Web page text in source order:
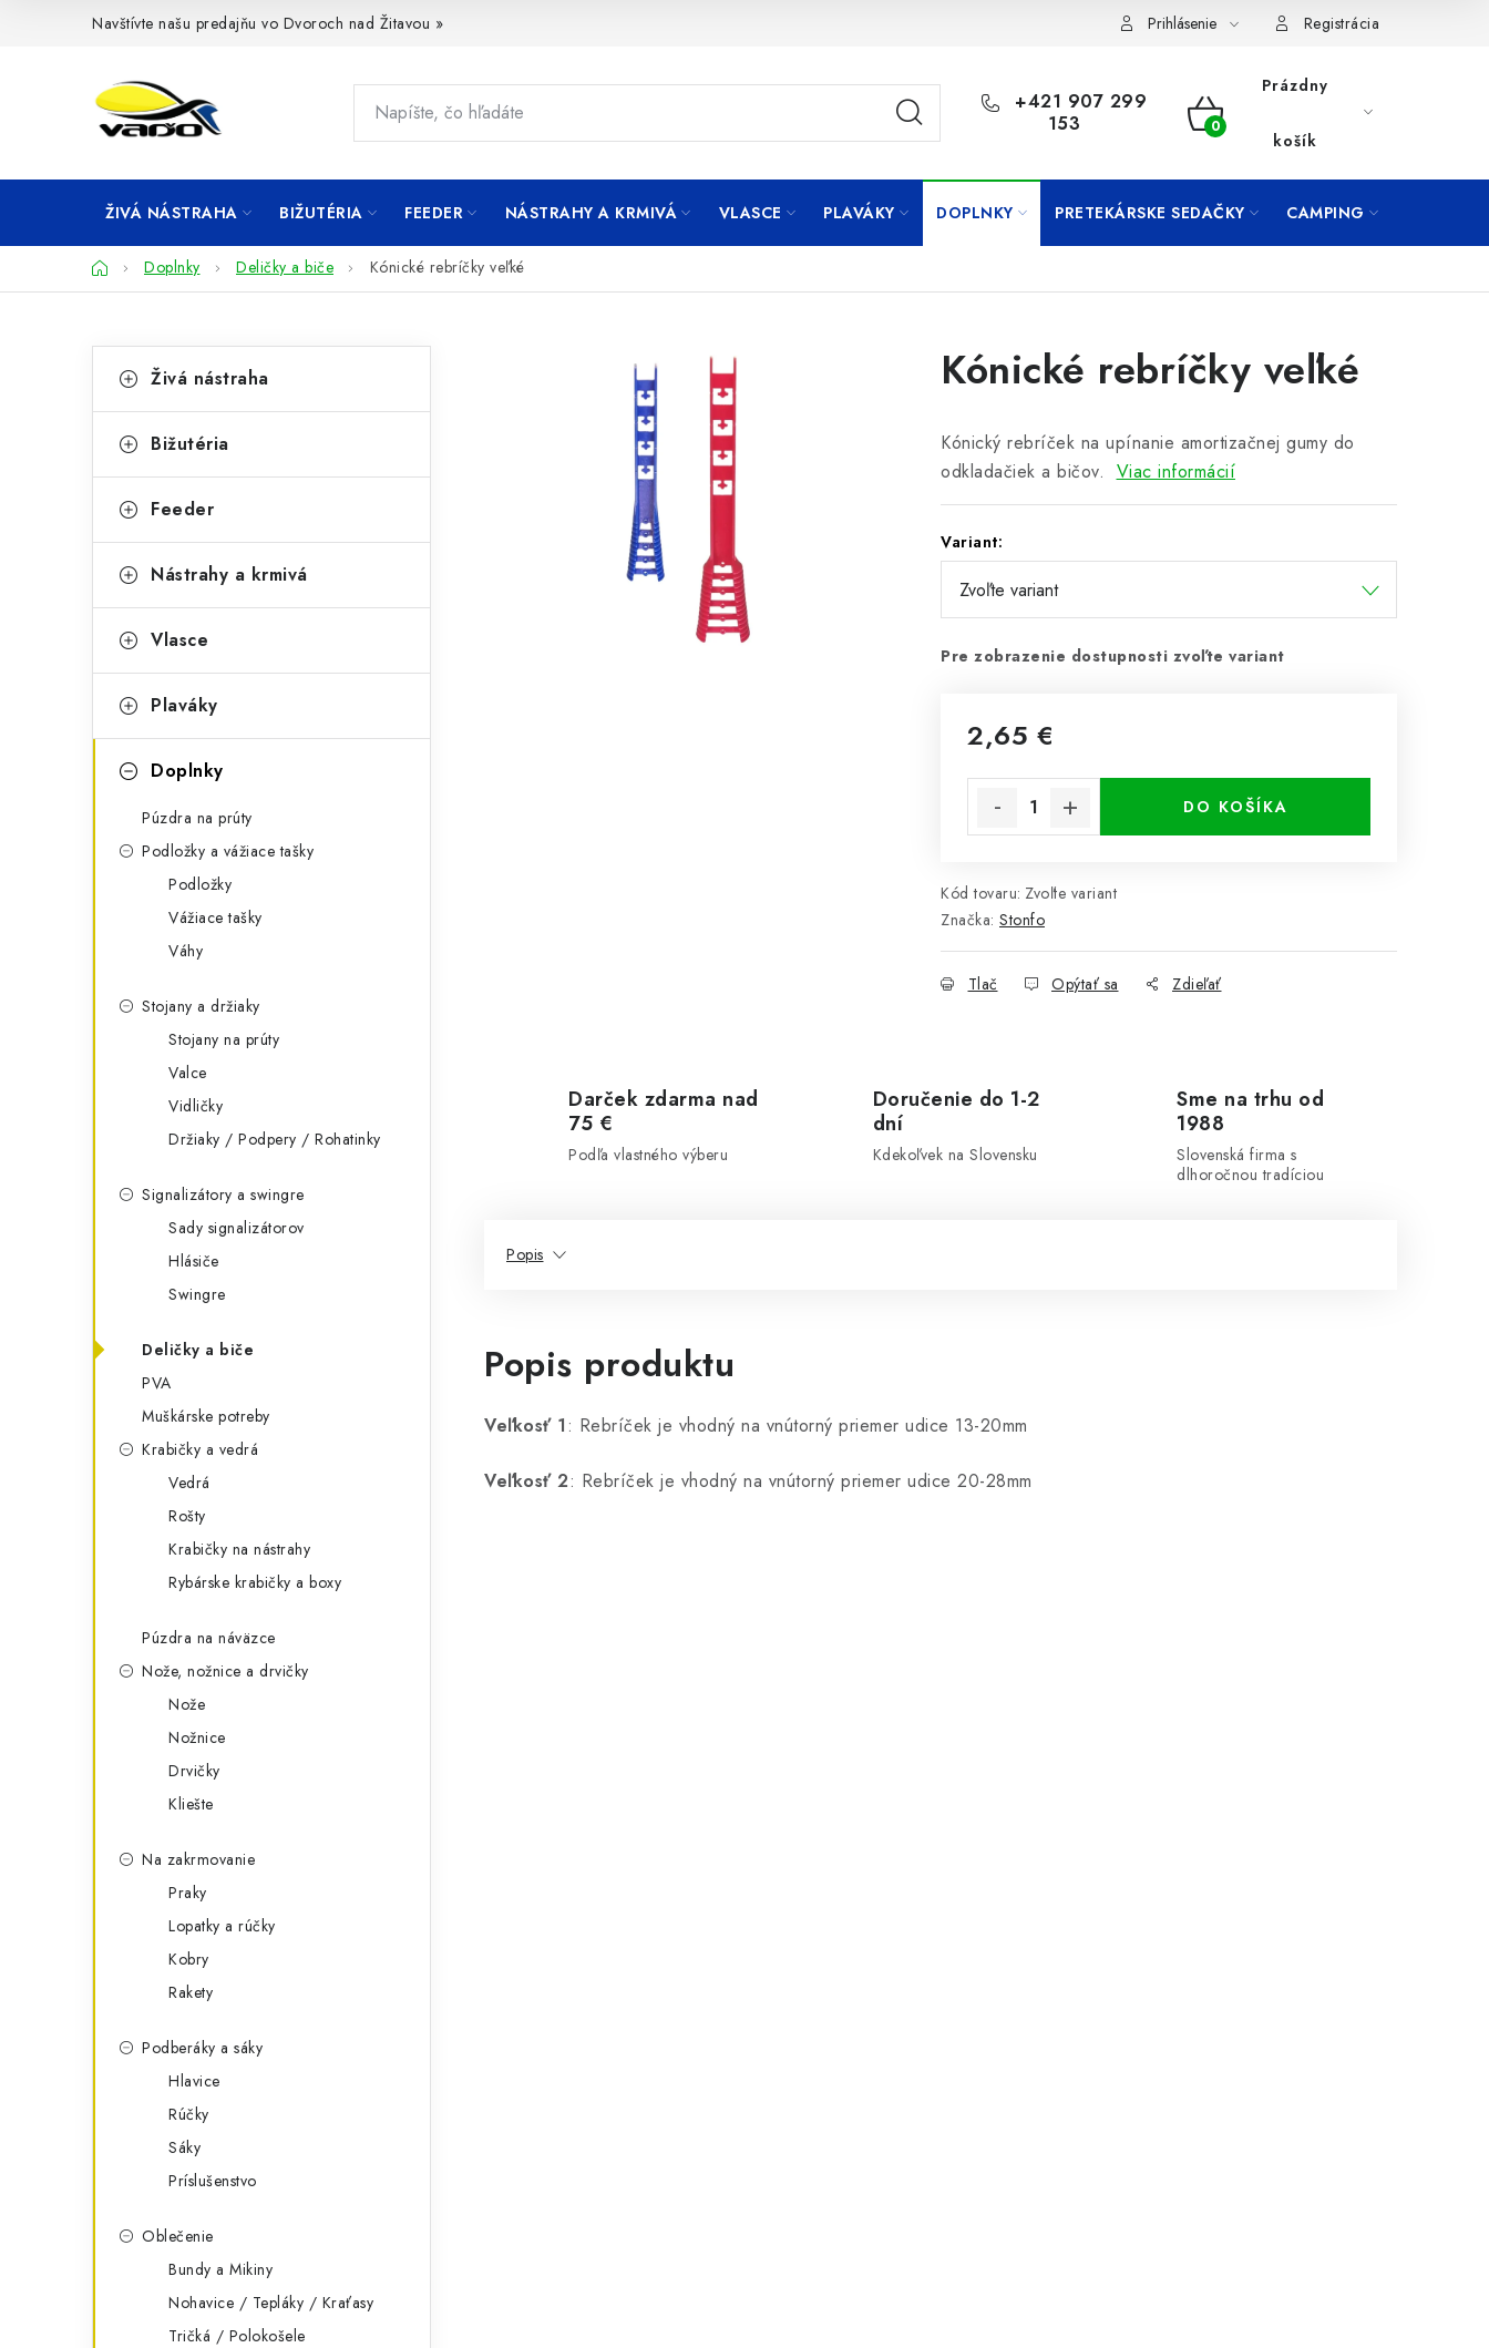
Navštívte našu predajňu vo Dvoroch nad Žitavou » Prihlásenie Registrácia
+421 907 299
153
NÁKUPNÝ
Prázdny
košík
ŽIVÁ NÁSTRAHA BIŽUTÉRIA FEEDER NÁSTRAHY A KRMIVÁ VLASCE PLAVÁKY DOPLNKY PRETEKÁRSKE SEDAČKY CAMPING
DomovDoplnky Deličky a biče Kónické rebríčky veľké
o
n
ý
a
n
l
kategórie
a
e
ó
i
Živá nástraha
Bižutéria
Feeder
Nástrahy a krmivá
Vlasce
Plaváky
Doplnky
Púzdra na prúty
Podložky a vážiace tašky
Podložky
Vážiace tašky
Váhy
Stojany a držiaky
Stojany na prúty
Valce
Vidličky
Držiaky / Podpery / Rohatinky
Signalizátory a swingre
Sady signalizátorov
Hlásiče
Swingre
Deličky a biče
PVA
Muškárske potreby
Krabičky a vedrá
Vedrá
Rošty
Krabičky na nástrahy
Rybárske krabičky a boxy
Púzdra na náväzce
Nože, nožnice a drvičky
Nože
Nožnice
Drvičky
Kliešte
Na zakrmovanie
Praky
Lopatky a rúčky
Kobry
Rakety
Podberáky a sáky
Hlavice
Rúčky
Sáky
Príslušenstvo
Oblečenie
Bundy a Mikiny
Nohavice / Tepláky / Kraťasy
Tričká / Polokošele
Kónické rebríčky veľké
Kónický rebríček na upínanie amortizačnej gumy do
odkladačiek a bičov. Viac informácií
Variant:
Pre zobrazenie dostupnosti zvoľte variant
2,65 €
DO KOŠÍKA
Kód tovaru: Zvoľte variant
Značka: Stonfo
Tlač Opýtať sa Zdieľať
Darček zdarma nad
75 €
Podľa vlastného výberu
Doručenie do 1-2
dní
Kdekoľvek na Slovensku
Sme na trhu od
1988
Slovenská firma s
dlhoročnou tradíciou
Popis
Popis produktu
Veľkosť 1 : Rebríček je vhodný na vnútorný priemer udice 13-20mm
Veľkosť 2: Rebríček je vhodný na vnútorný priemer udice 20-28mm